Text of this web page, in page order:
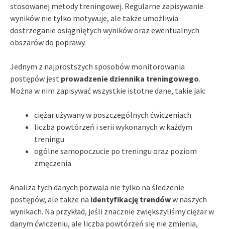
stosowanej metody treningowej. Regularne zapisywanie
wyników nie tylko motywuje, ale także umożliwia
dostrzeganie osiągniętych wyników oraz ewentualnych
obszarów do poprawy.
Jednym z najprostszych sposobów monitorowania
postępów jest prowadzenie dziennika treningowego.
Można w nim zapisywać wszystkie istotne dane, takie jak:
ciężar używany w poszczególnych ćwiczeniach
liczba powtórzeń i serii wykonanych w każdym
treningu
ogólne samopoczucie po treningu oraz poziom
zmęczenia
Analiza tych danych pozwala nie tylko na śledzenie
postępów, ale także na identyfikację trendóww naszych
wynikach. Na przykład, jeśli znacznie zwiększyliśmy ciężar w
danym ćwiczeniu, ale liczba powtórzeń się nie zmienia,